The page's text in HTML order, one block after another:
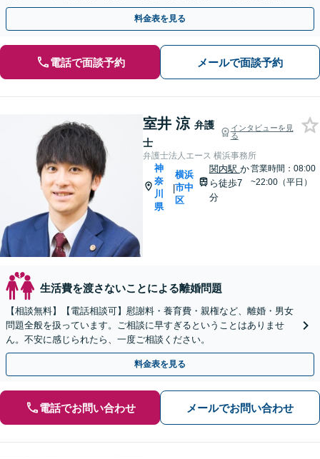
ドバイス。離婚調停／養育費／熟年離婚／親権
料金表を見る
電話で面談予約 メールで面談予約
室井 涼 弁護
士
インタビューを見
る
弁護士法人エース 横浜事務所
神
奈
川
県
|
横浜
市中
区
関内駅 か
ら徒歩7
分
営業時間：08:00
~22:00（平日）
生活費を渡さないことによる離婚問題
【相談無料】【電話相談可】慰謝料・養育費・親権など、離婚・男女
問題全般を扱っています。ご相談に早すぎるということはありませ
ん。不安に感じられたら、一度ご相談ください。
料金表を見る
電話でお問い合わせ メールでお問い合わせ